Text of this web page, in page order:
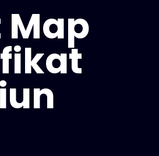
Map